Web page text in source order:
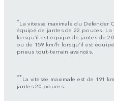
*La vitesse maximale du Defender
équipé de jantes de 22 pouces. La
lorsqu’il est équipé de jantes de
ou de 159 km/h lorsqu’il est
pneus tout-terrain avancés.
**La vitesse maximale est de 191
jantes 20 pouces.